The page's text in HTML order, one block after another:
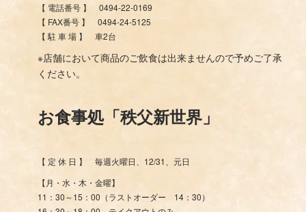
【 電話番号 】 0494-22-0169
【 FAX番号 】 0494-24-5125
【 駐 車 場 】 車2台
※店舗において商品のご飲食は出来ませんので予めご了承
ください。
お食事処「秩父新世界」
【 定 休 日 】 毎週火曜日、12/31、元日
【月・水・木・金曜】
11：30～15：00（ラストオーダー 14：30）